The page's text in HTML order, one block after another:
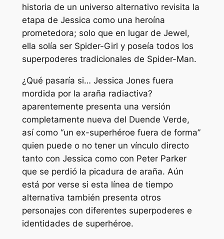
historia de un universo alternativo revisita la
etapa de Jessica como una heroína
prometedora; solo que en lugar de Jewel,
ella solía ser Spider-Girl y poseía todos los
superpoderes tradicionales de Spider-Man.
¿Qué pasaría si… Jessica Jones fuera
mordida por la araña radiactiva?
aparentemente presenta una versión
completamente nueva del Duende Verde,
así como “un ex-superhéroe fuera de forma”
quien puede o no tener un vínculo directo
tanto con Jessica como con Peter Parker
que se perdió la picadura de araña. Aún
está por verse si esta línea de tiempo
alternativa también presenta otros
personajes con diferentes superpoderes e
identidades de superhéroe.